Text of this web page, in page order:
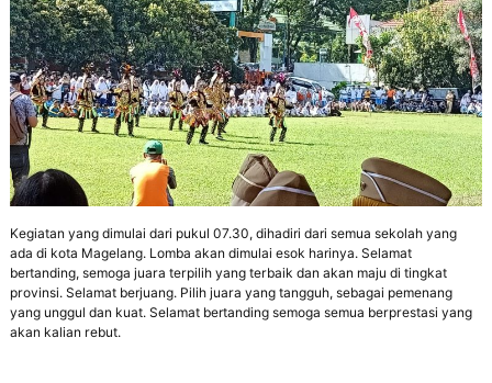
l
a
n
g
Kegiatan yang dimulai dari pukul 07.30, dihadiri dari semua sekolah yang
ada di kota Magelang. Lomba akan dimulai esok harinya. Selamat
bertanding, semoga juara terpilih yang terbaik dan akan maju di tingkat
provinsi. Selamat berjuang. Pilih juara yang tangguh, sebagai pemenang
yang unggul dan kuat. Selamat bertanding semoga semua berprestasi yang
akan kalian rebut.